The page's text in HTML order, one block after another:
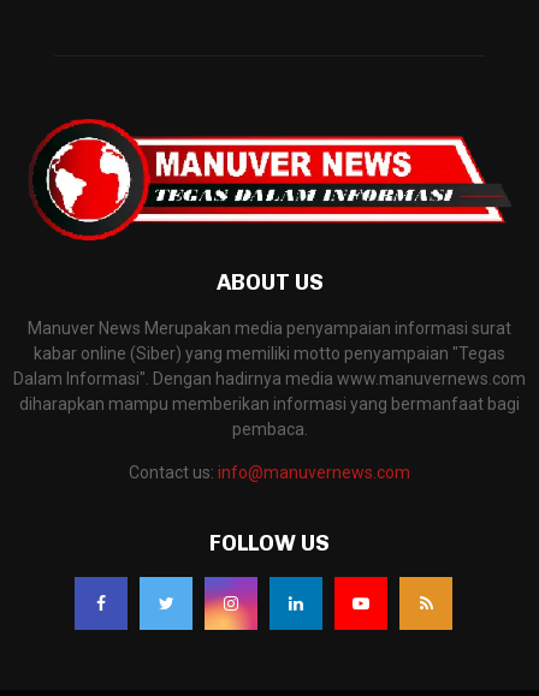
ABOUT US
Manuver News Merupakan media penyampaian informasi surat
kabar online (Siber) yang memiliki motto penyampaian "Tegas
Dalam Informasi". Dengan hadirnya media www.manuvernews.com
diharapkan mampu memberikan informasi yang bermanfaat bagi
pembaca.
Contact us: info@manuvernews.com
FOLLOW US